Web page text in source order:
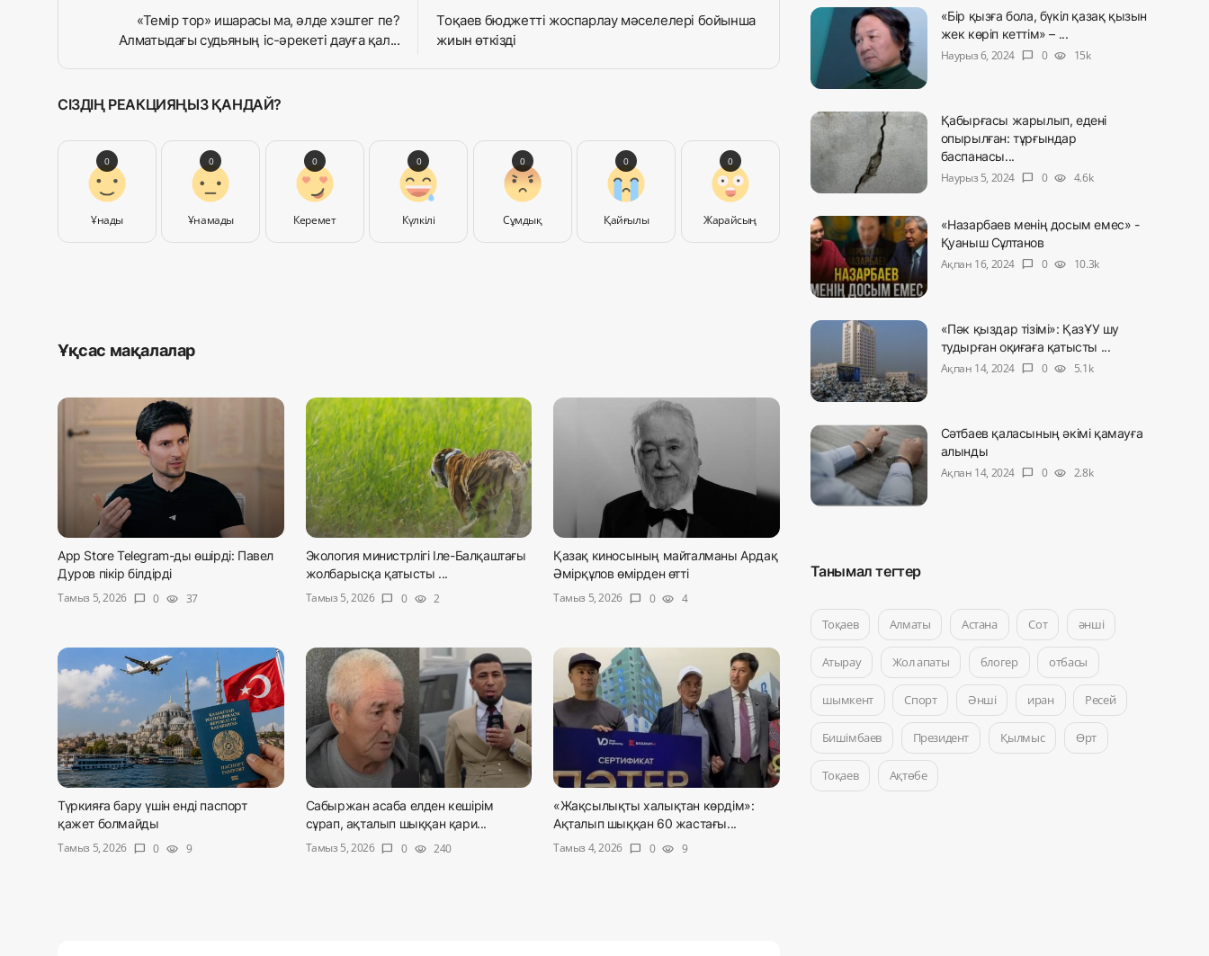
«Темір тор» ишарасы ма, әлде хэштег пе?
Алматыдағы судьяның іс-әрекеті дауға қал...
Тоқаев бюджетті жоспарлау мәселелері бойынша
жиын өткізді
СІЗДІҢ РЕАКЦИЯҢЫЗ ҚАНДАЙ?
Ұнады
0
Ұнамады
0
Керемет
0
Күлкілі
0
Сұмдық
0
Қайғылы
0
Жарайсың
0
Ұқсас мақалалар
App Store Telegram-ды өшірді: Павел
Дуров пікір білдірді
Тамыз 5, 2026
chat_bubble 0 visibility 37
Экология министрлігі Іле-Балқаштағы
жолбарысқа қатысты ...
Тамыз 5, 2026
chat_bubble 0 visibility 2
Қазақ киносының майталманы Ардақ
Әмірқұлов өмірден өтті
Тамыз 5, 2026
chat_bubble 0 visibility 4
Түркияға бару үшін енді паспорт
қажет болмайды
Тамыз 5, 2026 chat_bubble 0 visibility 9
Сабыржан асаба елден кешірім
сұрап, ақталып шыққан қари...
Тамыз 5, 2026 chat_bubble 0 visibility 240
«Жақсылықты халықтан көрдім»:
Ақталып шыққан 60 жастағы...
Тамыз 4, 2026 chat_bubble 0 visibility 9
«Бір қызға бола, бүкіл қазақ қызын
жек көріп кеттім» – ...
Наурыз 6, 2024
chat_bubble 0 visibility 15k
Қабырғасы жарылып, едені
опырылған: тұрғындар
баспанасы...
Наурыз 5, 2024
chat_bubble 0 visibility 4.6k
«Назарбаев менің досым емес» -
Қуаныш Сұлтанов
Ақпан 16, 2024
chat_bubble 0 visibility 10.3k
«Пәк қыздар тізімі»: ҚазҰУ шу
тудырған оқиғаға қатысты ...
Ақпан 14, 2024
chat_bubble 0 visibility 5.1k
Сәтбаев қаласының әкімі қамауға
алынды
Ақпан 14, 2024
chat_bubble 0 visibility 2.8k
Танымал тегтер
Тоқаев Алматы Астана Сот әнші
Атырау Жол апаты блогер отбасы
шымкент Спорт Әнші иран Ресей
Бишімбаев Президент Қылмыс Өрт
Тоқаев Ақтөбе